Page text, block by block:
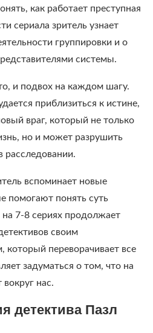
как работает преступная
сериала зритель узнает
группировки и о
системы.
и подвох на каждом шагу.
приблизиться к истине,
враг, который не только
но и может разрушить
расследовании.
вспоминает новые
помогают понять суть
7-8 сериях продолжает
своим
переворачивает все
задуматься о том, что на
нас.
детектива Пазл